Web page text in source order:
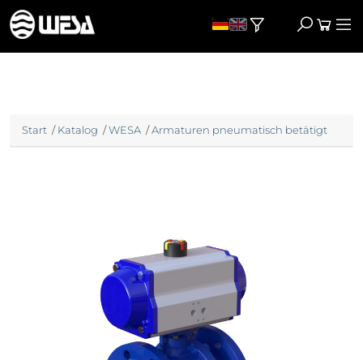
Start /Katalog /WESA /Armaturen pneumatisch betätigt